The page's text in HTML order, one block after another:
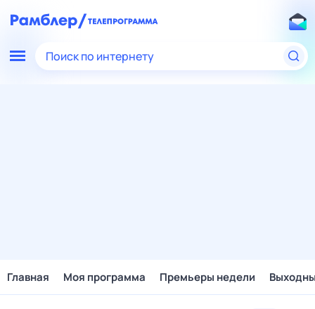
Поиск по интернету
Главная Моя программа Премьеры недели